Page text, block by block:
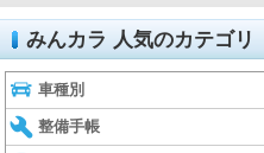
みんカラ 人気のカテゴリ
車種別
整備手帳